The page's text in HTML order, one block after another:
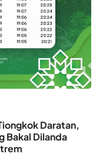
Daratan,
Bakal Dilanda